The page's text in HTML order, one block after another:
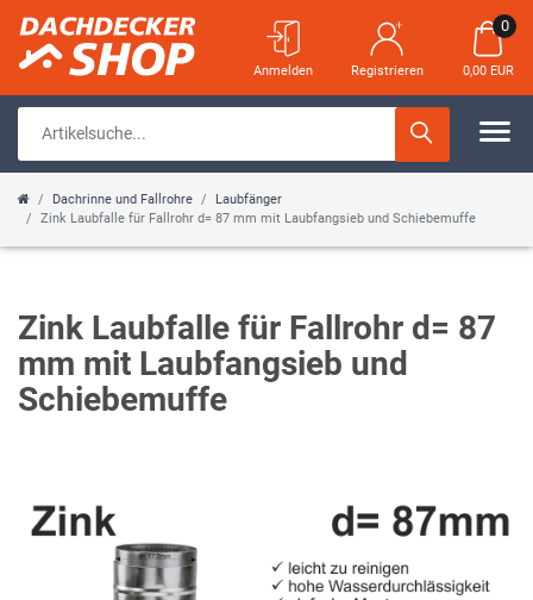
Anmelden Registrieren
0
0,00 EUR
Dachrinne und Fallrohre
Laubfänger
Zink Laubfalle für Fallrohr d= 87 mm mit Laubfangsieb und Schiebemuffe
Zink Laubfalle für Fallrohr d= 87
mm mit Laubfangsieb und
Schiebemuffe